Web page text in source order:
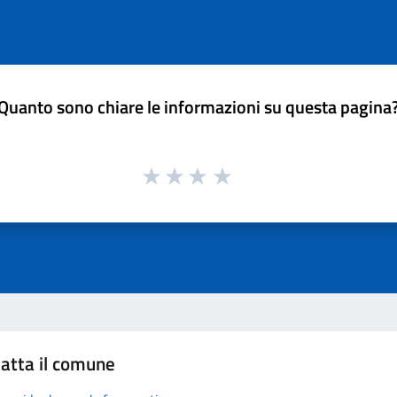
sono chiare le informazioni su questa
il comune